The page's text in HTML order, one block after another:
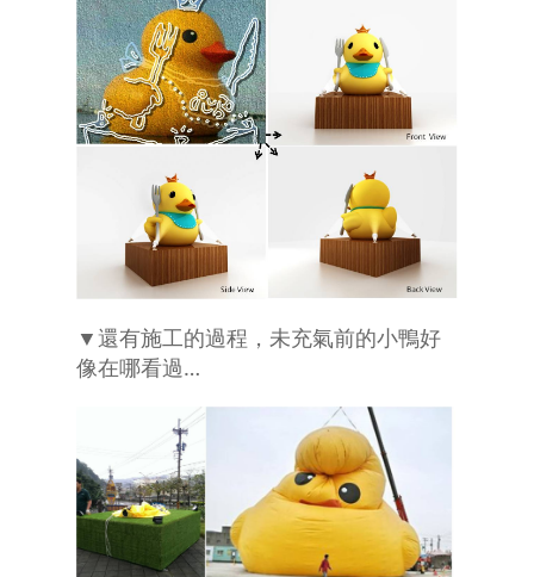
▼還有施工的過程，未充氣前的小鴨好
像在哪看過…